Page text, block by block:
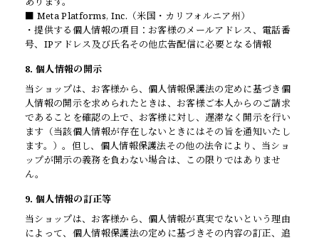
■ Meta Platforms, Inc.（米国・カリフォルニア州）
・提供する個人情報の項目：お客様のメールアドレス、電話番
号、IPアドレス及び氏名その他広告配信に必要となる情報
8. 個人情報の開示
当ショップは、お客様から、個人情報保護法の定めに基づき個
人情報の開示を求められたときは、お客様ご本人からのご請求
であることを確認の上で、お客様に対し、遅滞なく開示を行い
ます（当該個人情報が存在しないときにはその旨を通知いたし
ます。）。但し、個人情報保護法その他の法令により、当ショ
ップが開示の義務を負わない場合は、この限りではありませ
ん。
9. 個人情報の訂正等
当ショップは、お客様から、個人情報が真実でないという理由
によって、個人情報保護法の定めに基づきその内容の訂正、追